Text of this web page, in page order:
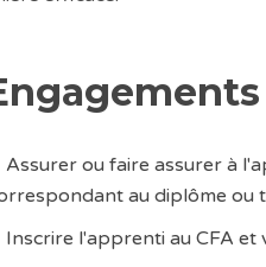
Assurer ou faire assurer à
au diplôme ou
Inscrire l'apprenti au CFA et